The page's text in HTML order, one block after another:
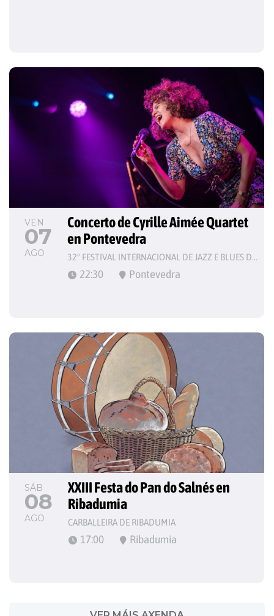
VEN
07
AGO
Concerto de Cyrille Aimée Quartet
en Pontevedra
32º FESTIVAL INTERNACIONAL DE JAZZ E BLUES DE PONTEVEDRA
22:30 Pontevedra
SÁB
08
AGO
XXIII Festa do Pan do Salnés en
Ribadumia
CARBALLEIRA DE RIBADUMIA
17:00 Ribadumia